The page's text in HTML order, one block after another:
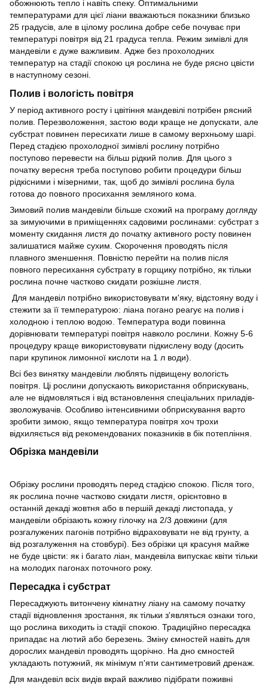
обожнюють тепло і навіть спеку. Оптимальними
температурами для цієї ліани вважаються показники близько
25 градусів, але в цілому рослина добре себе почуває при
температурі повітря від 21 градуса тепла. Режим зимівлі для
мандевіли є дуже важливим. Адже без прохолодних
температур на стадії спокою ця рослина не буде рясно цвісти
в наступному сезоні.
Полив і вологість повітря
У період активного росту і цвітіння мандевілі потрібен рясний
полив. Перезволоження, застою води краще не допускати, але
субстрат повинен пересихати лише в самому верхньому шарі.
Перед стадією прохолодної зимівлі рослину потрібно
поступово перевести на більш рідкий полив. Для цього з
початку вересня треба поступово робити процедури більш
рідкісними і мізерними, так, щоб до зимівлі рослина була
готова до повного просихання земляного кома.
Зимовий полив мандевіли більше схожий на програму догляду
за зимуючими в приміщеннях садовими рослинами: субстрат з
моменту скидання листя до початку активного росту повинен
залишатися майже сухим. Скорочення проводять після
плавного зменшення. Повністю перейти на полив після
повного пересихання субстрату в горщику потрібно, як тільки
рослина почне частково скидати розкішне листя.
Для мандевіл потрібно використовувати м'яку, відстояну воду і
стежити за її температурою: ліана погано реагує на полив і
холодною і теплою водою. Температура води повинна
дорівнювати температурі повітря навколо рослини. Кожну 5-6
процедуру краще використовувати підкислену воду (досить
пари крупинок лимонної кислоти на 1 л води).
Всі без винятку мандевіли люблять підвищену вологість
повітря. Ці рослини допускають використання обприскувань,
але не відмовляться і від встановлення спеціальних приладів-
зволожувачів. Особливо інтенсивними обприскування варто
зробити зимою, якщо температура повітря хоч трохи
відхиляється від рекомендованих показників в бік потепління.
Обрізка мандевіли
Обрізку рослини проводять перед стадією спокою. Після того,
як рослина почне частково скидати листя, орієнтовно в
останній декаді жовтня або в першій декаді листопада, у
мандевіли обрізають кожну гілочку на 2/3 довжини (для
розгалужених пагонів потрібно відраховувати не від грунту, а
від розгалуження на стовбурі). Без обрізки ця красуня майже
не буде цвісти: як і багато ліан, мандевіла випускає квіти тільки
на молодих пагонах поточного року.
Пересадка і субстрат
Пересаджують витончену кімнатну ліану на самому початку
стадії відновлення зростання, як тільки з'являться ознаки того,
що рослина виходить із стадії спокою. Традиційно пересадка
припадає на лютий або березень. Зміну ємностей навіть для
дорослих мандевіл проводять щорічно. На дно ємностей
укладають потужний, як мінімум п'яти сантиметровий дренаж.
Для мандевіл всіх видів вкрай важливо підібрати поживні